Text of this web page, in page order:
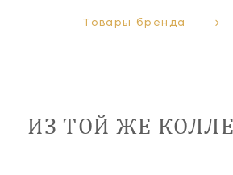
Товары бренда
ИЗ ТОЙ ЖЕ